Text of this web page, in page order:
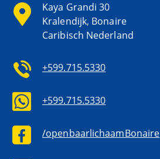
Kaya Grandi 30
Kralendijk, Bonaire
Caribisch Nederland
+599.715.5330
+599.715.5330
/openbaarlichaamBonaire